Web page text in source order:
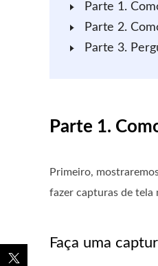
Parte 1.
Parte 2.
Parte 3.
Parte 1.
Primeiro,
fazer capturas de tela
Faça uma